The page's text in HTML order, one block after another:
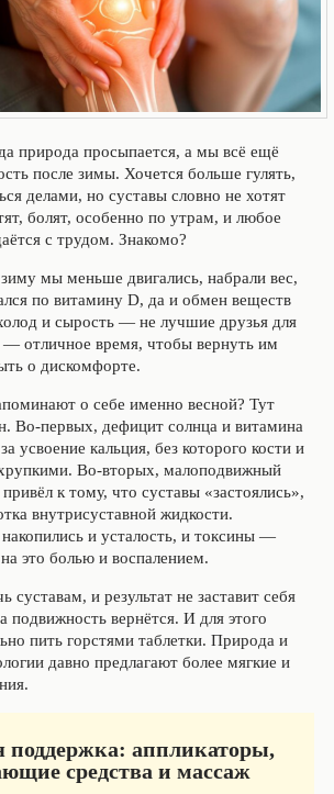
природа просыпается, а мы всё ещё
после зимы. Хочется больше гулять,
делами, но суставы словно не хотят
болят, особенно по утрам, и любое
с трудом. Знакомо?
мы меньше двигались, набрали вес,
по витамину D, да и обмен веществ
и сырость — не лучшие друзья для
— отличное время, чтобы вернуть им
о дискомфорте.
о себе именно весной? Тут
Во‑первых, дефицит солнца и витамина
усвоение кальция, без которого кости и
Во‑вторых, малоподвижный
к тому, что суставы «застоялись»,
внутрисуставной жидкости.
и усталость, и токсины —
это болью и воспалением.
суставам, и результат не заставит себя
подвижность вернётся. И для этого
пить горстями таблетки. Природа и
давно предлагают более мягкие и
поддержка: аппликаторы,
средства и массаж